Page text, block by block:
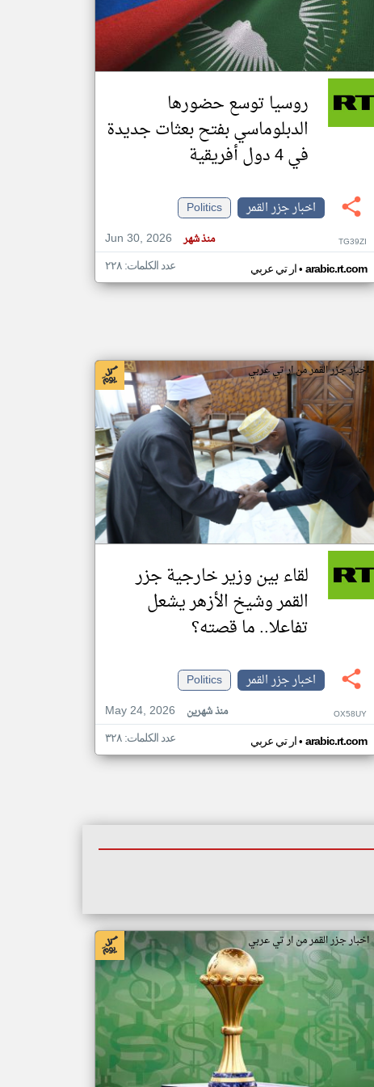
تغيير الدولة
اخبار جزر القمر على مدار الساعة
أهم اخبار جزر القمر العاجلة والمباشرة
روسيا توسع حضورها
الدبلوماسي بفتح بعثات جديدة
في 4 دول أفريقية
اخبار جزر القمر
Politics
Jun 30, 2026
منذ شهر TG39ZI
ار تي عربي• arabic.rt.com عدد الكلمات: ٢٢٨
اخبار جزر القمر من ار تي عربي
لقاء بين وزير خارجية جزر
القمر وشيخ الأزهر يشعل
تفاعلا.. ما قصته؟
اخبار جزر القمر
Politics
May 24, 2026
منذ شهرين OX58UY
ار تي عربي• arabic.rt.com عدد الكلمات: ٣٢٨
اخبار جزر القمر من ار تي عربي
klyoum.com